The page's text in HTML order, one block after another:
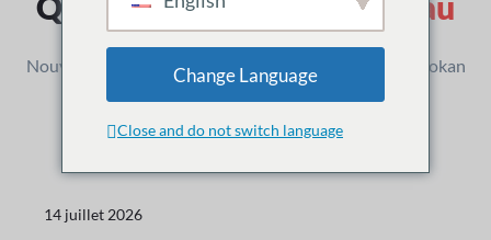
Nouvelles versions, améliorations et mises à jour de Dokan
14 juillet 2026
Change Language
Close and do not switch language